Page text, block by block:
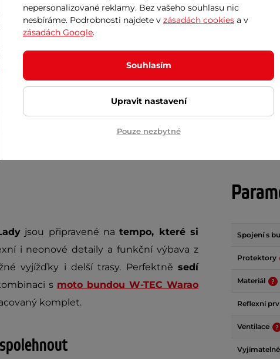
pás inSPORTline
Kč
Nepromokavý moto batoh
UphillsAKCE
930 Kč 1 490 Kč
skladem
jsou připravené natempo, které si
i neonové detaily a funkční výbava z
vyjížďky i delší trasy. Perfektněsedí
s moto bundou W-TEC Warao
komplet.
Spojení s
Protektory
Materiál
Reflexní
Ventilace
nepersonalizované reklamy. Bez vašeho souhlasu nic
nesbíráme. Podrobnosti najdete v zásadách cookies a v
zásadách Google.
Souhlasím
Upravit nastavení
Pouze nezbytné